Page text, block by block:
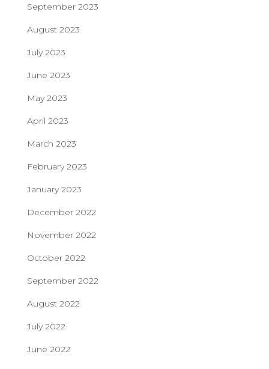
September 2023
August 2023
July 2023
June 2023
May 2023
April 2023
March 2023
February 2023
January 2023
December 2022
November 2022
October 2022
September 2022
August 2022
July 2022
June 2022